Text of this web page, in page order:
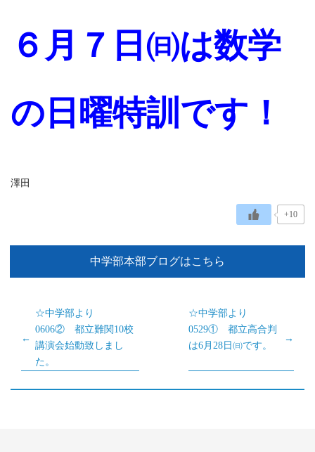
６月７日㈰は数学
の日曜特訓です！
澤田
+10
中学部本部ブログはこちら
☆中学部より
0606② 都立難関10校
講演会始動致しまし
た。
☆中学部より
0529① 都立高合判
は6月28日㈰です。